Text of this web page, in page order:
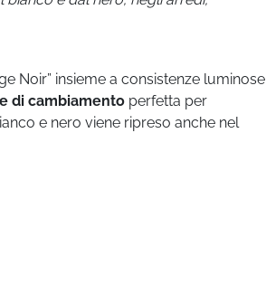
Noir” insieme a consistenze luminose
di cambiamento perfetta per
e nero viene ripreso anche nel